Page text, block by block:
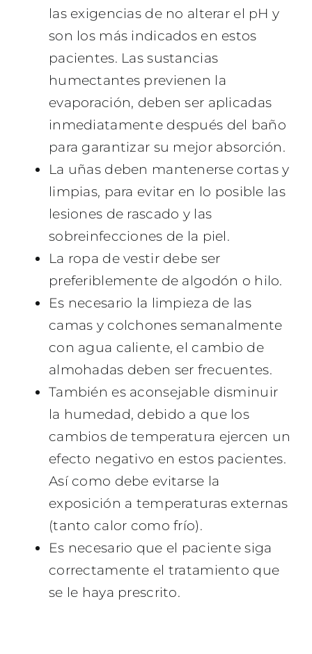
las exigencias de no alterar el pH y
son los más indicados en estos
pacientes. Las sustancias
humectantes previenen la
evaporación, deben ser aplicadas
inmediatamente después del baño
para garantizar su mejor absorción.
La uñas deben mantenerse cortas y
limpias, para evitar en lo posible las
lesiones de rascado y las
sobreinfecciones de la piel.
La ropa de vestir debe ser
preferiblemente de algodón o hilo.
Es necesario la limpieza de las
camas y colchones semanalmente
con agua caliente, el cambio de
almohadas deben ser frecuentes.
También es aconsejable disminuir
la humedad, debido a que los
cambios de temperatura ejercen un
efecto negativo en estos pacientes.
Así como debe evitarse la
exposición a temperaturas externas
(tanto calor como frío).
Es necesario que el paciente siga
correctamente el tratamiento que
se le haya prescrito.